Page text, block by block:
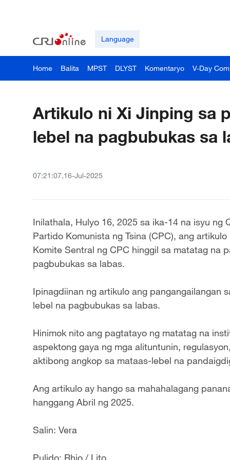
Language
Home Balita MPST DLYST Komentaryo V-Day
Artikulo ni Xi Jinping sa
lebel na pagbubukas sa
07:21:07,16-Jul-2025
Inilathala, Hulyo 16, 2025 sa ika-14 na isyu ng
Partido Komunista ng Tsina (CPC), ang
Komite Sentral ng CPC hinggil sa matatag na
pagbubukas sa labas.
Ipinagdiinan ng artikulo ang pangangailangan
lebel na pagbubukas sa labas.
Hinimok nito ang pagtatayo ng matatag na
aspektong gaya ng mga alituntunin,
aktibong angkop sa mataas-lebel na
Ang artikulo ay hango sa mahahalagang
hanggang Abril ng 2025.
Salin: Vera
Pulido: Rhio / Lito